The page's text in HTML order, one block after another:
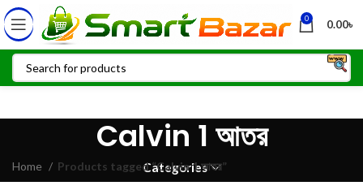
0 0.00৳
Calvin 1 আতর
Categories
Home Products tagged “Calvin 1 আতর”